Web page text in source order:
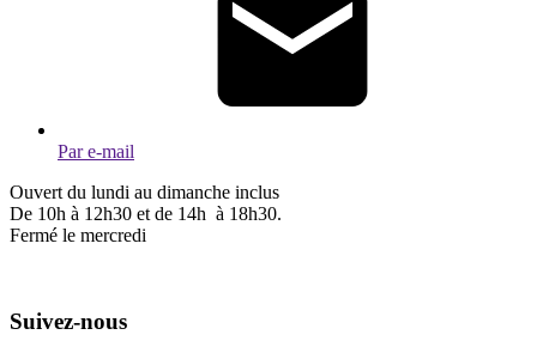
Par e-mail
Ouvert du lundi au dimanche inclus
De 10h à 12h30 et de 14h à 18h30.
Fermé le mercredi
Suivez-nous